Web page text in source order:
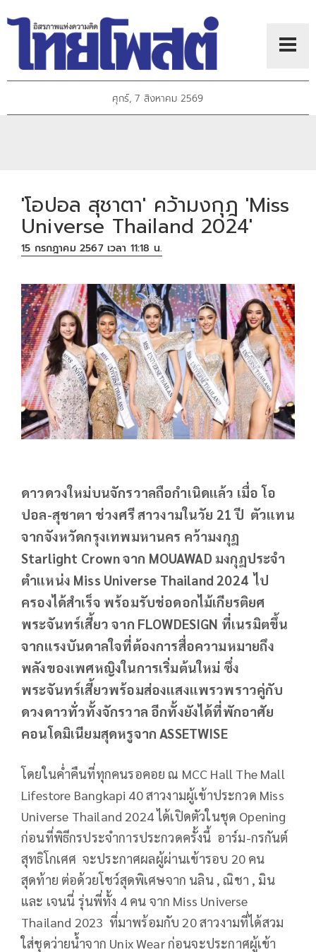
ศุกร์, 7 สิงหาคม 2569
'โอปอล สุชาตา' คว้ามงกุฎ 'Miss
Universe Thailand 2024'
15 กรกฎาคม 2567 เวลา 11:18 น.
ดาวดวงใหม่บนจักรวาลถือกำเนิดแล้ว เมื่อ โอ
ปอล-สุชาตา ช่วงศรี สาวงามในวัย 21 ปี ตัวแทน
จากจังหวัดกรุงเทพมหานคร คว้ามงกุฎ
Starlight Crown จาก MOUAWAD มงกุฎประจำ
ตำแหน่ง Miss Universe Thailand 2024 ไป
ครองได้สำเร็จ พร้อมรับช่อดอกไม้เกียรติยศ
พระจันทร์เสี้ยว จาก FLOWDESIGN ที่เนรมิตขึ้น
จากแรงบันดาลใจที่ต้องการสื่อความหมายถึง
พลังของเพศหญิงในการเริ่มต้นใหม่ ซึ่ง
พระจันทร์เสี้ยวพร้อมส่องแสงแพรวพราวคู่กับ
ดวงดาวทั่วทั้งจักรวาล อีกทั้งยังได้ที่พักอาศัย
คอนโดมิเนียมสุดหรูจาก ASSETWISE
โดยในค่ำคืนที่ทุกคนรอคอย ณ MCC Hall The Mall
Lifestore Bangkapi 40 สาวงามผู้เข้าประกวด Miss
Universe Thailand 2024 ได้เปิดตัวในชุด Opening
ก่อนที่พิธีกรประจำการประกวดครั้งนี้ อาร์ม-กรกันต์
สุทธิโกเศศ จะประกาศผลผู้ผ่านเข้ารอบ 20 คน
สุดท้าย ต่อด้วยโชว์สุดพิเศษจาก นลิน , ณิชา , มิน
และ เจนนี่ รุ่นพี่ทั้ง 4 คน จาก Miss Universe
Thailand 2023 ที่มาพร้อมกับ 20 สาวงามที่ได้สวม
ใส่ชุดว่ายน้ำจาก Unix Wear ก่อนจะประกาศผู้เข้า